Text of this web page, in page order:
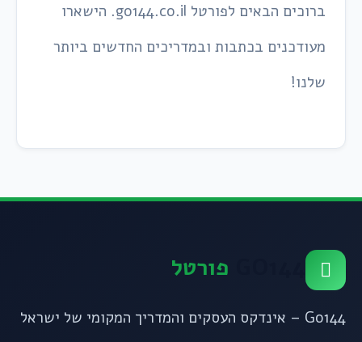
ברוכים הבאים לפורטל go144.co.il. הישארו
מעודכנים בכתבות ובמדריכים החדשים ביותר
שלנו!
פורטל
Go144 – אינדקס העסקים והמדריך המקומי של ישראל